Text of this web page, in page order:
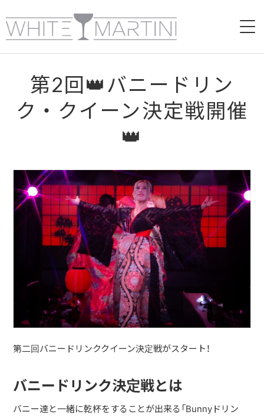
ABOUT
CAFE＆BAR
VIDEO
RECRUIT
第2回👑バニードリン
ク・クイーン決定戦開催
👑
第二回バニードリンククイーン決定戦がスタート！
バニードリンク決定戦とは
バニー達と一緒に乾杯をすることが出来る「Bunnyドリン